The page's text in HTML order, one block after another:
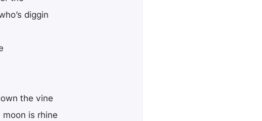
diggin
the vine
is rhine